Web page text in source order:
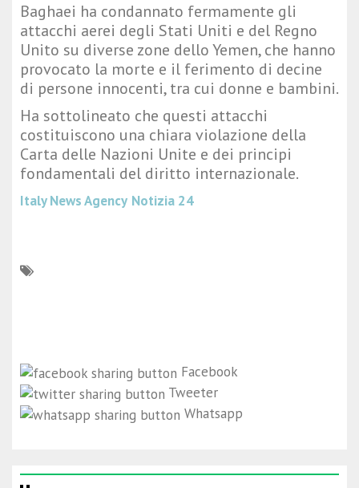
Baghaei ha condannato fermamente gli
attacchi aerei degli Stati Uniti e del Regno
Unito su diverse zone dello Yemen, che hanno
provocato la morte e il ferimento di decine
di persone innocenti, tra cui donne e bambini.
Ha sottolineato che questi attacchi
costituiscono una chiara violazione della
Carta delle Nazioni Unite e dei principi
fondamentali del diritto internazionale.
Italy News Agency Notizia 24
Facebook
Tweeter
Whatsapp